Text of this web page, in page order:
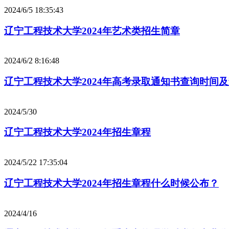
2024/6/5 18:35:43
辽宁工程技术大学2024年艺术类招生简章
2024/6/2 8:16:48
辽宁工程技术大学2024年高考录取通知书查询时间
2024/5/30
辽宁工程技术大学2024年招生章程
2024/5/22 17:35:04
辽宁工程技术大学2024年招生章程什么时候公布？
2024/4/16